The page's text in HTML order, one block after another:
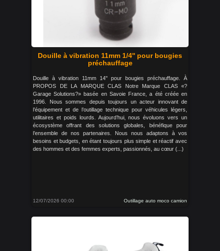
Douille à vibration 11mm 1/4'' pour bougies
préchauffage
Douille à vibration 11mm 14'' pour bougies préchauffage. À
PROPOS DE LA MARQUE CLAS Notre Marque CLAS «?
Garage Solutions?» basée en Savoie France, a été créée en
1996. Nous sommes depuis toujours un acteur innovant de
l’équipement et de l’outillage technique pour véhicules légers,
utilitaires et poids lourds. Aujourd’hui, nous évoluons vers un
écosystème offrant des solutions globales, bénéfique pour
l’ensemble de nos partenaires. Nous nous adaptons à vos
besoins et budgets, en étant toujours plus simple et réactif avec
des hommes et des femmes experts, passionnés, au cœur (...)
12/07/2026 00:00 Outillage auto moco camion